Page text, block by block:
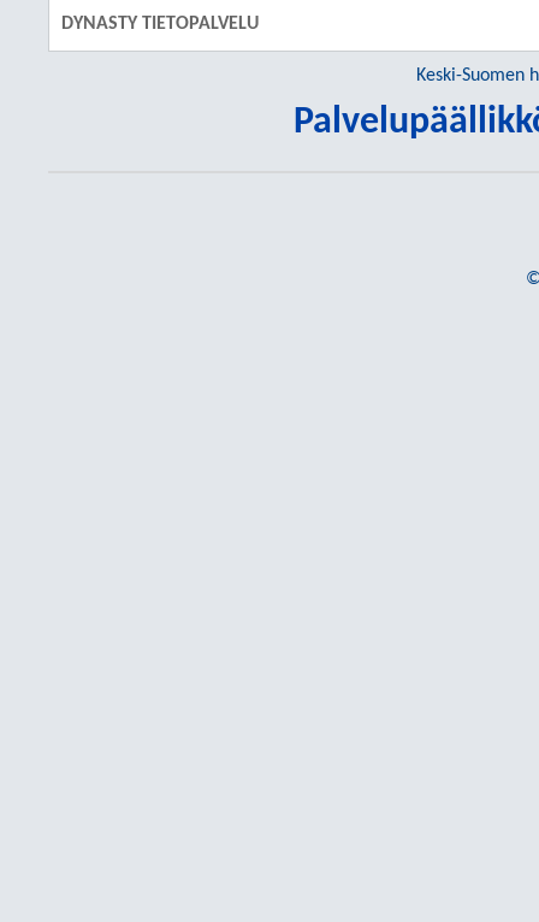
DYNASTY TIETOPALVELU
Keski-Suomen